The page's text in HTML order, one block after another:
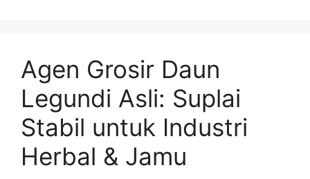
Agen Grosir Daun
Legundi Asli: Suplai
Stabil untuk Industri
Herbal & Jamu